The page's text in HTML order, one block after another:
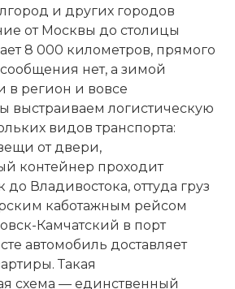
и других городов
от Москвы до столицы
8 000 километров, прямого
нет, а зимой
в регион и вовсе
выстраиваем логистическую
видов транспорта:
от двери,
контейнер проходит
до Владивостока, оттуда груз
каботажным рейсом
Камчатский в порт
автомобиль доставляет
Такая
схема — единственный